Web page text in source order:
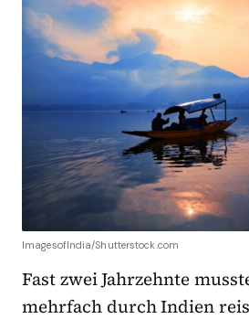
ImagesofIndia/Shutterstock.com
Fast zwei Jahrzehnte
mehrfach durch Indien